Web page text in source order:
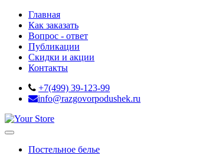
Главная
Как заказать
Вопрос - ответ
Публикации
Скидки и акции
Контакты
+7(499) 39-123-99
info@razgovorpodushek.ru
Постельное белье